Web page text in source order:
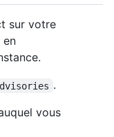
sur votre
en
.
vous